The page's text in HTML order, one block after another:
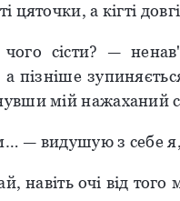
цяточки, а кігті
сісти? —
а пізніше
мій нажаханий
— видушую з себе
навіть очі від